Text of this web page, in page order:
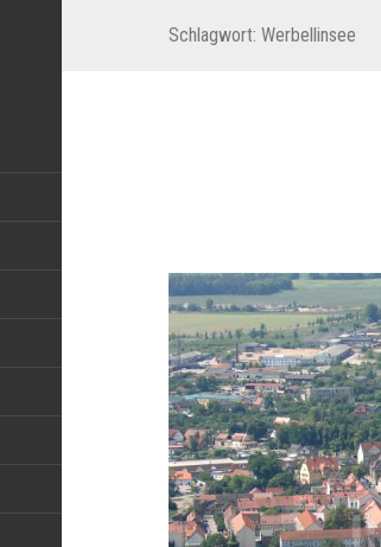
Schlagwort: Werbellinsee